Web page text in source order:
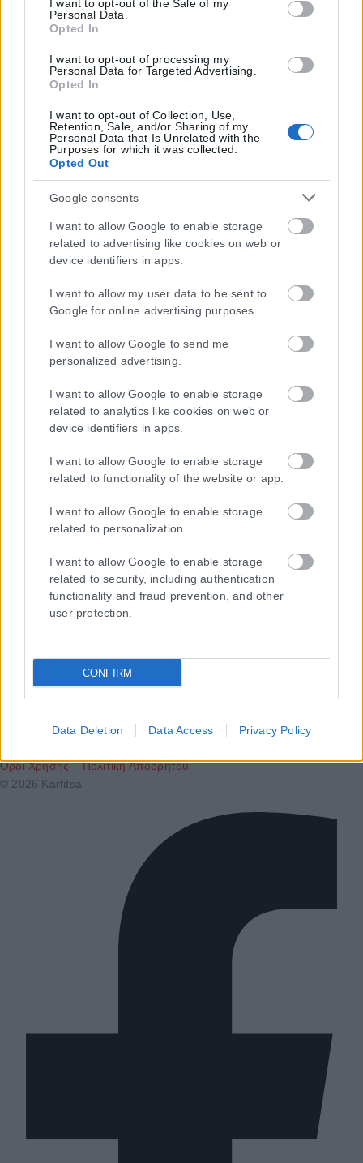
I want to opt-out of the Sale of my
Personal Data.
Opted In
I want to opt-out of processing my
Personal Data for Targeted Advertising.
Opted In
I want to opt-out of Collection, Use,
Retention, Sale, and/or Sharing of my
Personal Data that Is Unrelated with the
Purposes for which it was collected.
Opted Out
Google consents
I want to allow Google to enable storage
related to advertising like cookies on web or
device identifiers in apps.
I want to allow my user data to be sent to
Google for online advertising purposes.
I want to allow Google to send me
personalized advertising.
I want to allow Google to enable storage
related to analytics like cookies on web or
device identifiers in apps.
I want to allow Google to enable storage
related to functionality of the website or app.
I want to allow Google to enable storage
related to personalization.
I want to allow Google to enable storage
related to security, including authentication
functionality and fraud prevention, and other
user protection.
CONFIRM
Data Deletion Data Access Privacy Policy
Η εταιρεία με την επωνυμία “POLITICAL MEDIA GROUP A.E.” και κατ’
επέκταση η ιστοσελίδα που κατέχει αυτή “www.karfitsa.gr”
συμμορφώνονται με τη Σύσταση (ΕΕ) 2018/334 της Επιτροπής της
αντιμετώπιση του παράνομου περιεχομένου στο διαδίκτυο (L 63).
Μοναδικός αριθμός Μ.Η.Τ. 262048
ΤΑ ΠΡΩΤΟΣΕΛΙΔΑ ΣΗΜΕΡΑ
πρωτοσέλιδατων εφημερίδων
ΕΝΗΜΕΡΩΣΟΥ ΠΡΩΤΟΣ
Ταυτότητα
Όροι Χρήσης – Πολιτική Απορρήτου
© 2026 Karfitsa